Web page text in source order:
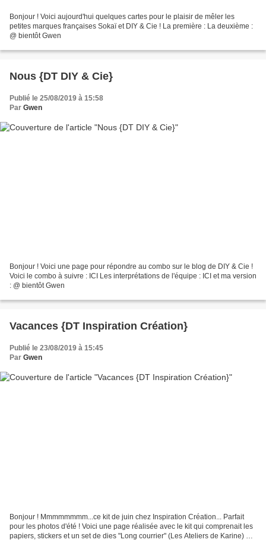
Bonjour ! Voici aujourd'hui quelques cartes pour le plaisir de mêler les
petites marques françaises Sokaï et DIY & Cie ! La première : La deuxième :
@ bientôt Gwen
Nous {DT DIY & Cie}
Publié le 25/08/2019 à 15:58
Par Gwen
Bonjour ! Voici une page pour répondre au combo sur le blog de DIY & Cie !
Voici le combo à suivre : ICI Les interprétations de l'équipe : ICI et ma version
: @ bientôt Gwen
Vacances {DT Inspiration Création}
Publié le 23/08/2019 à 15:45
Par Gwen
Bonjour ! Mmmmmmmm...ce kit de juin chez Inspiration Création... Parfait
pour les photos d'été ! Voici une page réalisée avec le kit qui comprenait les
papiers, stickers et un set de dies "Long courrier" (Les Ateliers de Karine) @